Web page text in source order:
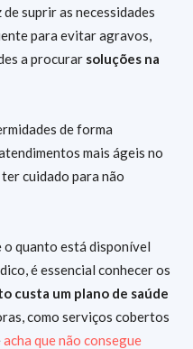
de suprir as necessidades
para evitar agravos,
a procurar soluções na
de forma
mais ágeis no
cuidado para não
o quanto está disponível
é essencial conhecer os
custa um plano de saúde
como serviços cobertos
acha que não consegue